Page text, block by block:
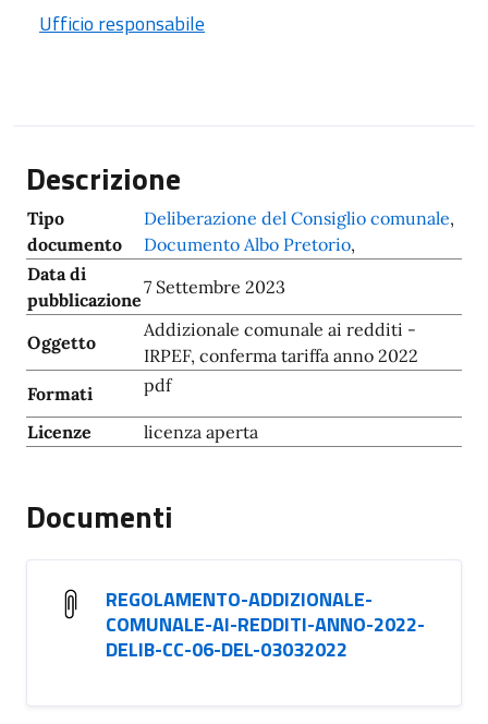
Ufficio responsabile
Descrizione
Tipo
documento
Deliberazione del Consiglio comunale,
Documento Albo Pretorio,
Data di
pubblicazione
7 Settembre 2023
Oggetto
Addizionale comunale ai redditi -
IRPEF, conferma tariffa anno 2022
Formati
pdf
Licenze licenza aperta
Documenti
REGOLAMENTO-ADDIZIONALE-
COMUNALE-AI-REDDITI-ANNO-2022-
DELIB-CC-06-DEL-03032022